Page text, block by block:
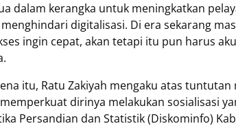
dalam kerangka untuk meningkatkan
digitalisasi. Di era sekarang
ingin cepat, akan tetapi itu pun harus
itu, Ratu Zakiyah mengaku atas
dirinya melakukan sosialisasi
Persandian dan Statistik (Diskominfo)